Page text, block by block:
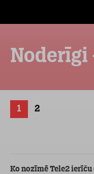
Noderīgi
1 2
Ko nozīmē Tele2 ierīču